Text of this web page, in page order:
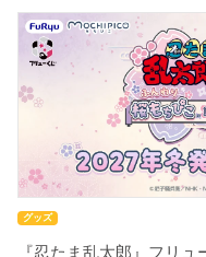
グッズ
『忍たま乱太郎』フリ